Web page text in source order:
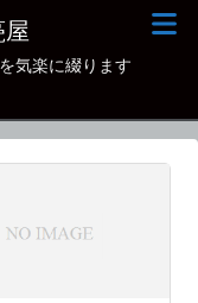
屋
気楽に綴ります